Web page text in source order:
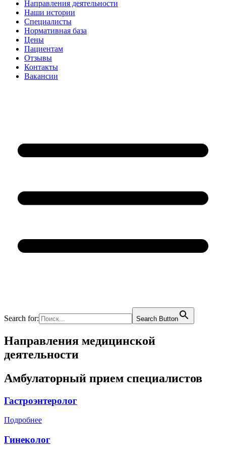
Направления деятельности
Наши истории
Специалисты
Нормативная база
Цены
Пациентам
Отзывы
Контакты
Вакансии
Search for: Search Button
Направления медицинской
деятельности
Амбулаторный прием специалистов
Гастроэнтеролог
Подробнее
Гинеколог